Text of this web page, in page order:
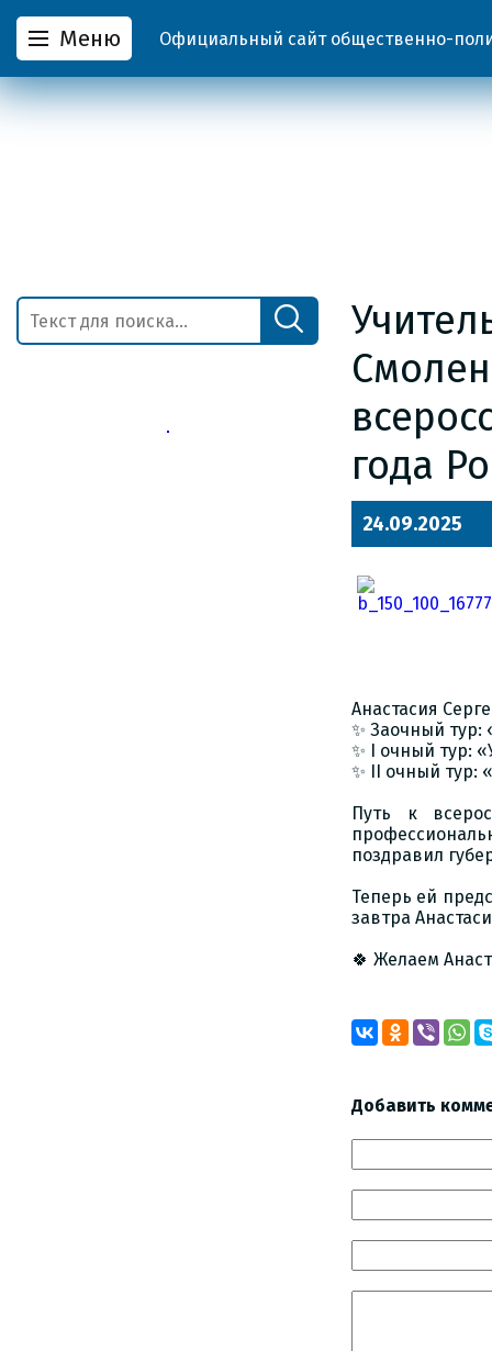
Меню Официальный сайт общественно-
года
24.09.2025
Анастасия
✨ Заочный тур:
✨ I очный тур:
✨ II очный тур:
Путь к
поздравил
Теперь ей
завтра
🍀 Желаем
Добавить